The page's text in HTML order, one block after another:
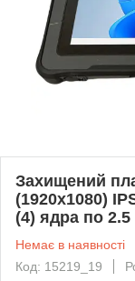
Захищений
(1920x1080)
(4) ядра по 2.5
Немає в наявності
Код: 15219_19